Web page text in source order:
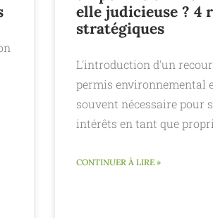
elle judicieuse ? 4
stratégiques
L'introduction d'un
permis environnemental
souvent nécessaire pour
intérêts en tant que
CONTINUER À LIRE »